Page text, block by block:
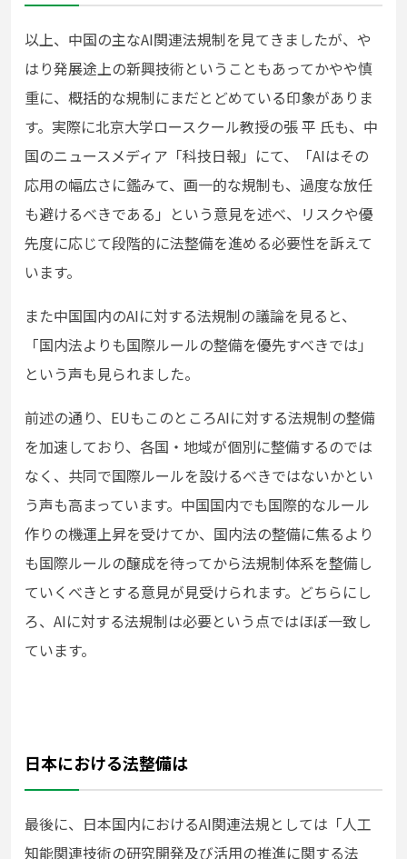
以上、中国の主なAI関連法規制を見てきましたが、や
はり発展途上の新興技術ということもあってかやや慎
重に、概括的な規制にまだとどめている印象がありま
す。実際に北京大学ロースクール教授の張 平 氏も、中
国のニュースメディア「科技日報」にて、「AIはその
応用の幅広さに鑑みて、画一的な規制も、過度な放任
も避けるべきである」という意見を述べ、リスクや優
先度に応じて段階的に法整備を進める必要性を訴えて
います。
また中国国内のAIに対する法規制の議論を見ると、
「国内法よりも国際ルールの整備を優先すべきでは」
という声も見られました。
前述の通り、EUもこのところAIに対する法規制の整備
を加速しており、各国・地域が個別に整備するのでは
なく、共同で国際ルールを設けるべきではないかとい
う声も高まっています。中国国内でも国際的なルール
作りの機運上昇を受けてか、国内法の整備に焦るより
も国際ルールの醸成を待ってから法規制体系を整備し
ていくべきとする意見が見受けられます。どちらにし
ろ、AIに対する法規制は必要という点ではほぼ一致し
ています。
日本における法整備は
最後に、日本国内におけるAI関連法規としては「人工
知能関連技術の研究開発及び活用の推進に関する法